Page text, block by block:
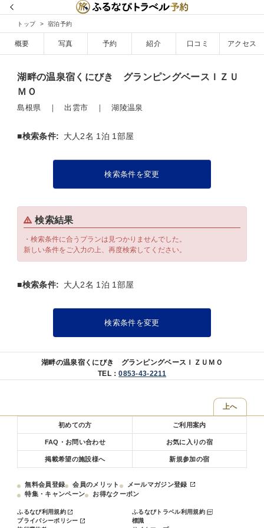
トップ 宿泊予約
概要 写真 予約 紹介 口コミ アクセス
湖畔の温泉宿くにびき グランピングベースＩＺＵ
ＭＯ
島根県 ｜ 出雲市 ｜ 湖陵温泉
■検索条件: 大人2名 1泊 1部屋
検索条件を変更
検索結果
・検索条件に合うプランは見つかりませんでした。
新しい条件をご入力の上、再度検索してください。
■検索条件: 大人2名 1泊 1部屋
検索条件を変更
湖畔の温泉宿くにびき グランピングベースＩＺＵＭＯ
TEL：0853-43-2211
上へ
初めての方 ご利用案内
FAQ・お問い合わせ お気に入りの宿
掲載希望の施設様へ 新規参加の宿
無料会員登録 会員のメリット
メールマガジン登録
特集・キャンペーン
お得なクーポン
ふるなび利用規約
ふるなびトラベル利用規約
プライバシーポリシー
標識